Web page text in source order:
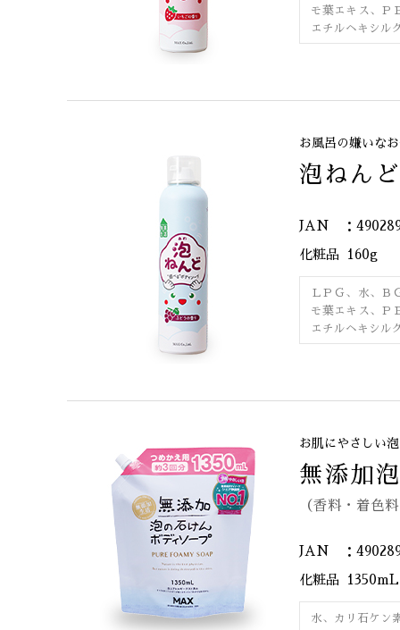
モ葉エキス、Ｐ
エチルヘキシル
お風呂の嫌いな
泡ねん
JAN ：
化粧品 160g
ＬＰＧ、水、
モ葉エキス、Ｐ
エチルヘキシル
お肌にやさしい
無添加
（香料・着色
JAN ：
化粧品 1350mL
水、カリ石ケン